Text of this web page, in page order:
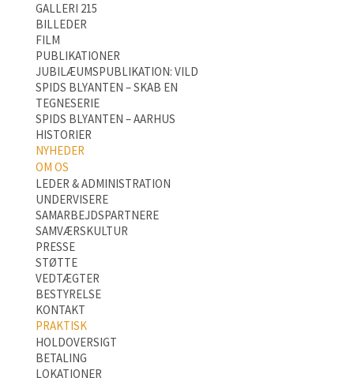
GALLERI 215
BILLEDER
FILM
PUBLIKATIONER
JUBILÆUMSPUBLIKATION: VILD
SPIDS BLYANTEN – SKAB EN
TEGNESERIE
SPIDS BLYANTEN – AARHUS
HISTORIER
NYHEDER
OM OS
LEDER & ADMINISTRATION
UNDERVISERE
SAMARBEJDSPARTNERE
SAMVÆRSKULTUR
PRESSE
STØTTE
VEDTÆGTER
BESTYRELSE
KONTAKT
PRAKTISK
HOLDOVERSIGT
BETALING
LOKATIONER